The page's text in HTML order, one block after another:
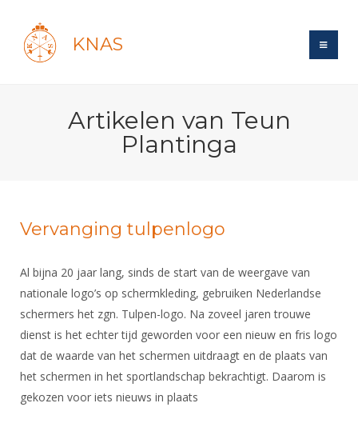
KNAS
Polls
Maandelijks archief
Evenement
Gebruiksvoorwaarden
Reglementen
Ledencijfers
Sponsors en Partners
Organisatie
Bestuur
Introductie
Veteranen
Lichtzwaardschermen
Wedstrijdsport
Ranglijsten
Wat is topsport
NK's
Oranje
DBT
FBT
Informatie
Voor de jeugd
Spreekbeurtpakket
Ouders en vereniging
Jeugdkampen
Brassardsysteem
Forums
Forums
Schermforum
Nieuws
Zoek Vereniging
Contact
NK organiseren
Artikelen van Teun
Plantinga
Vervanging tulpenlogo
Al bijna 20 jaar lang, sinds de start van de weergave van
nationale logo’s op schermkleding, gebruiken Nederlandse
schermers het zgn. Tulpen-logo. Na zoveel jaren trouwe
dienst is het echter tijd geworden voor een nieuw en fris logo
dat de waarde van het schermen uitdraagt en de plaats van
het schermen in het sportlandschap bekrachtigt. Daarom is
gekozen voor iets nieuws in plaats